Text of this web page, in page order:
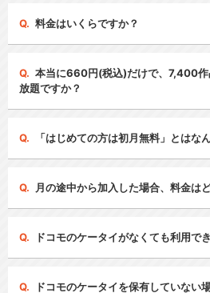
料金はいくらですか？
本当に660円(税込)だけで、7,400作
放題ですか？
「はじめての方は初月無料」とはな
月の途中から加入した場合、料金は
ドコモのケータイがなくても利用で
ドコモのケータイを保有していない